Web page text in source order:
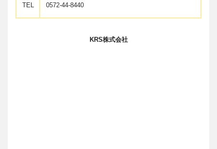
TEL 0572-44-8440
KRS株式会社